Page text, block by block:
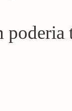
poderia